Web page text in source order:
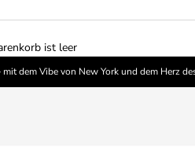
ist leer
dem Vibe von New York und dem Herz